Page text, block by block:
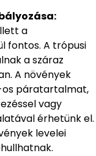
a
fontos. A trópusi
a száraz
A növények
os páratartalmat,
vagy
érhetünk el.
levelei